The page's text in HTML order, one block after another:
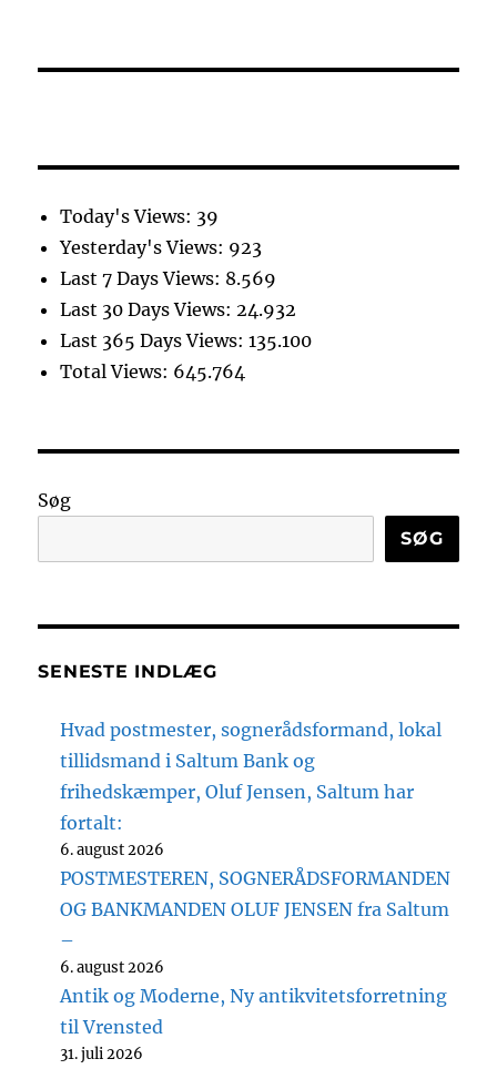
Today's Views: 39
Yesterday's Views: 923
Last 7 Days Views: 8.569
Last 30 Days Views: 24.932
Last 365 Days Views:135.100
Total Views: 645.764
Søg
SØG
SENESTE INDLÆG
Hvad postmester, sognerådsformand, lokal
tillidsmand i Saltum Bank og
frihedskæmper, Oluf Jensen, Saltum har
fortalt:
6. august 2026
POSTMESTEREN, SOGNERÅDSFORMANDEN
OG BANKMANDEN OLUF JENSEN fra Saltum
–
6. august 2026
Antik og Moderne, Ny antikvitetsforretning
til Vrensted
31. juli 2026